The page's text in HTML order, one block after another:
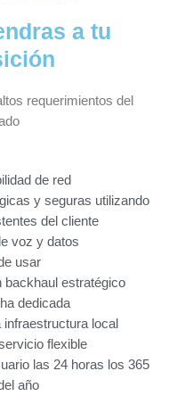
a tu
requerimientos del
de red
y seguras utilizando
del cliente
voz y datos
usar
backhaul estratégico
dedicada
infraestructura local
flexible
las 24 horas los 365
año